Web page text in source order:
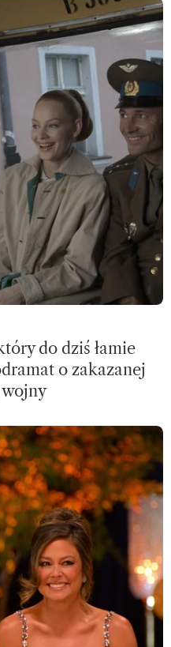
do dziś łamie
o zakazanej